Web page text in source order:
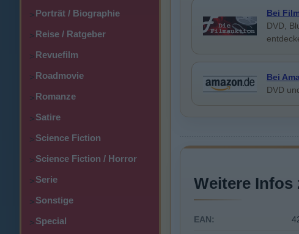
>Porträt / Biographie
>Reise / Ratgeber
>Revuefilm
>Roadmovie
>Romanze
>Satire
>Science Fiction
>Science Fiction / Horror
>Serie
>Sonstige
>Special
Bei
DVD,
Bei
DVD
Weitere Infos
EAN: